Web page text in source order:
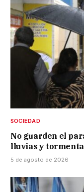
SOCIEDAD
No guarden el
lluvias y
5 de agosto de 2026